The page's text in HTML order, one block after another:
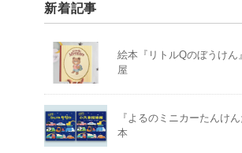
新着記事
絵本『リトルQのぼうけん
屋
『よるのミニカーたんけ
本